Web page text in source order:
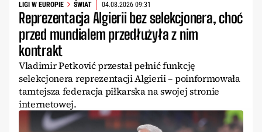
LIGI W EUROPIE ŚWIAT 04.08.2026 09:31
Reprezentacja Algierii bez selekcjonera, choć
przed mundialem przedłużyła z nim
kontrakt
Vladimir Petković przestał pełnić funkcję
selekcjonera reprezentacji Algierii – poinformowała
tamtejsza federacja piłkarska na swojej stronie
internetowej.